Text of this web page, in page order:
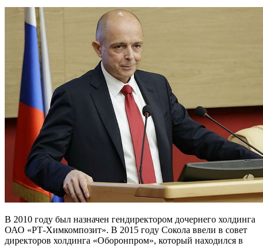
В 2010 году был назначен гендиректором дочернего холдинга
ОАО «РТ-Химкомпозит». В 2015 году Сокола ввели в совет
директоров холдинга «Оборонпром», который находился в